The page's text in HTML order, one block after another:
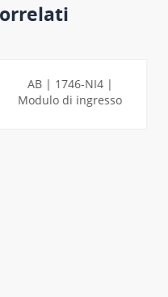
AB | 1746-NI4 |
Modulo di ingresso